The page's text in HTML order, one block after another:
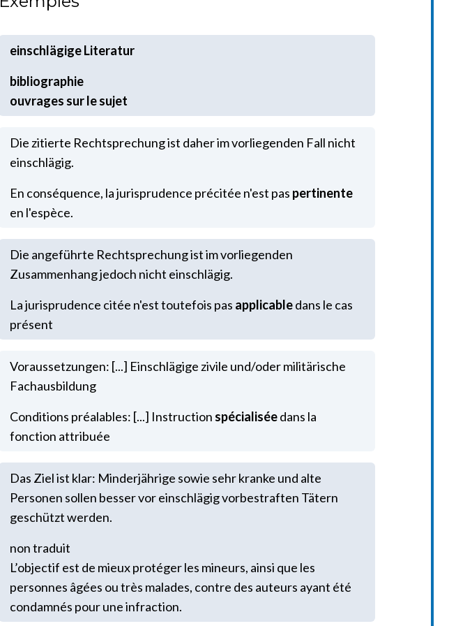
einschlägige Literatur
Die zitierte Rechtsprechung ist daher im vorliegenden Fall nicht
einschlägig.
En conséquence, la jurisprudence précitée n'est pas pertinente
en l'espèce.
Die angeführte Rechtsprechung ist im vorliegenden
Zusammenhang jedoch nicht einschlägig.
La jurisprudence citée n'est toutefois pas applicabledans le cas
présent
Voraussetzungen: [...] Einschlägige zivile und/oder militärische
Fachausbildung
Conditions préalables: [...] Instruction spécialiséedans la
fonction attribuée
Das Ziel ist klar: Minderjährige sowie sehr kranke und alte
Personen sollen besser vor einschlägig vorbestraften Tätern
geschützt werden.
non traduit
L’objectif est de mieux protéger les mineurs, ainsi que les
personnes âgées ou très malades, contre des auteurs ayant été
condamnés pour une infraction.